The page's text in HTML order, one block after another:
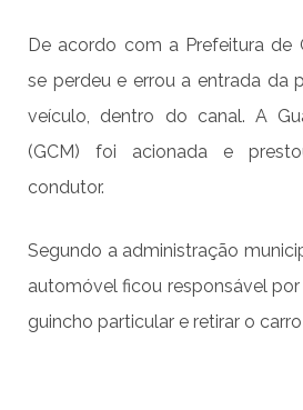
De acordo com a Prefeitura de
se perdeu e errou a entrada da
veículo, dentro do canal. A
(GCM) foi acionada e
condutor.
Segundo a administração
automóvel ficou responsável
guincho particular e retirar o